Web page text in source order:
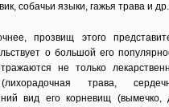
собачьи языки, гажья трава и др.
прозвищ этого
о большой его
не только
трава,
вид его корневищ (вымечко,